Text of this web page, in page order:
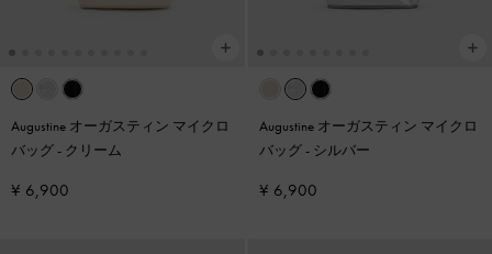
Augustine オーガスティン マイクロ
バッグ- クリーム
¥ 6,900
Augustine オーガスティン マイクロ
バッグ- シルバー
¥ 6,900